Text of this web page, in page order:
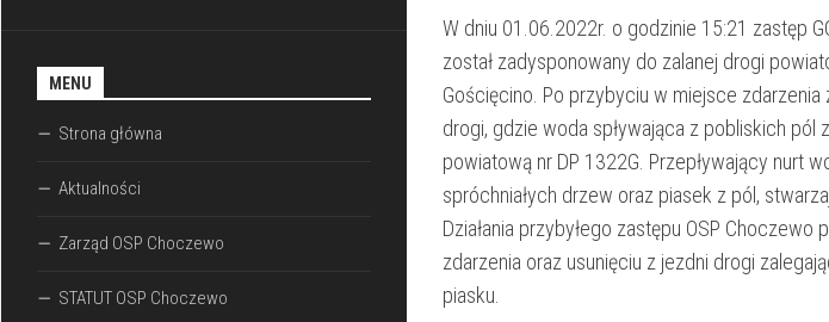
W dniu 01.06.2022r. o godzinie 15:21 zastęp
został zadysponowany do zalanej drogi
Gościęcino. Po przybyciu w miejsce
drogi, gdzie woda spływająca z pobliskich pól
powiatową nr DP 1322G. Przepływający nurt
spróchniałych drzew oraz piasek z pól,
Działania przybyłego zastępu OSP
zdarzenia oraz usunięciu z jezdni drogi
piasku.
MENU
Strona główna
Aktualności
Zarząd OSP Choczewo
STATUT OSP Choczewo